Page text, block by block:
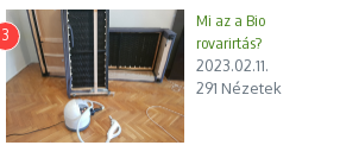
3
Mi az a Bio
rovarirtás?
2023.02.11.
291 Nézetek